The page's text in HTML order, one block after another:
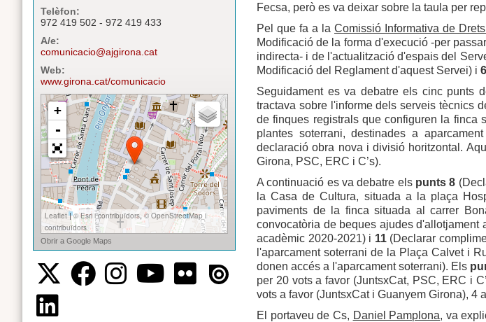
Telèfon:
972 419 502 - 972 419 433
A/e:
comunicacio@ajgirona.cat
Web:
www.girona.cat/comunicacio
Fecsa, però es va deixar sobre la taula per
Pel que fa a la Comissió Informativa de
Modificació de la forma d'execució -per
indirecta- i de l'actualització d'espais del
Modificació del Reglament d'aquest Servei) i 6
Seguidament es va debatre els cinc punts
tractava sobre l'informe dels serveis tècnics
de finques registrals que configuren la finca
plantes soterrani, destinades a
declaració obra nova i divisió horitzontal.
Girona, PSC, ERC i C’s).
A continuació es va debatre els punts 8
la Casa de Cultura, situada a la plaça
paviments de la finca situada al carrer
convocatòria de beques ajudes
acadèmic 2020-2021) i 11(Declarar
l'aparcament soterrani de la Plaça Calvet i
donen accés a l'aparcament soterrani). Els
per 20 vots a favor (JuntsxCat, PSC, ERC i
vots a favor (JuntsxCat i Guanyem Girona), 4
El portaveu de Cs, Daniel Pamplona, va